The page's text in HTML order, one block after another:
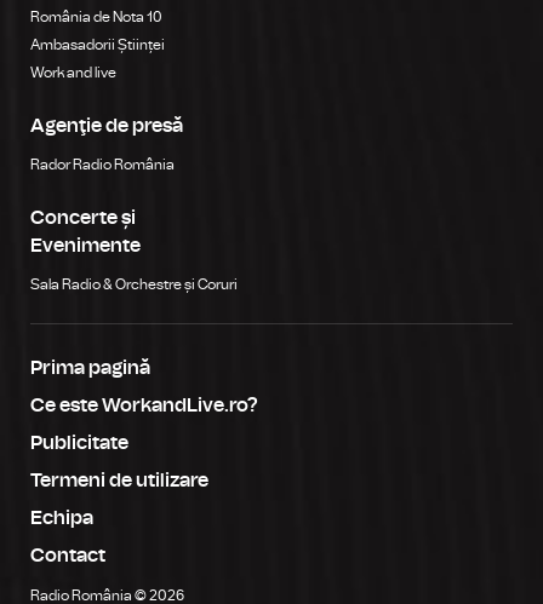
România de Nota 10
Ambasadorii Științei
Work and live
Agenţie de presă
Rador Radio România
Concerte și
Evenimente
Sala Radio & Orchestre și Coruri
Prima pagină
Ce este WorkandLive.ro?
Publicitate
Termeni de utilizare
Echipa
Contact
Radio România © 2026